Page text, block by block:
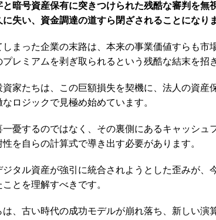
暗号資産保有に突きつけられた残酷な審判を無
失い、資金調達の道すら閉ざされることになり
まった企業の末路は、本来の事業価値すらも市
レミアムを剥ぎ取られるという残酷な結末を招
家たちは、この巨額損失を契機に、法人の資産
ロジックで見極め始めています。
憂するのではなく、その裏側にあるキャッシュ
を自らの計算式で導き出す必要があります。
タル資産が強引に統合されようとした歪みが、
とを理解すべきです。
、古い時代の成功モデルが崩れ落ち、新しい演